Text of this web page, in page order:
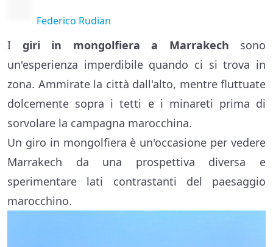
Federico Rudian
I giri in mongolfiera a Marrakech sono
un'esperienza imperdibile quando ci si trova in
zona. Ammirate la città dall'alto, mentre fluttuate
dolcemente sopra i tetti e i minareti prima di
sorvolare la campagna marocchina.
Un giro in mongolfiera è un'occasione per vedere
Marrakech da una prospettiva diversa e
sperimentare lati contrastanti del paesaggio
marocchino.